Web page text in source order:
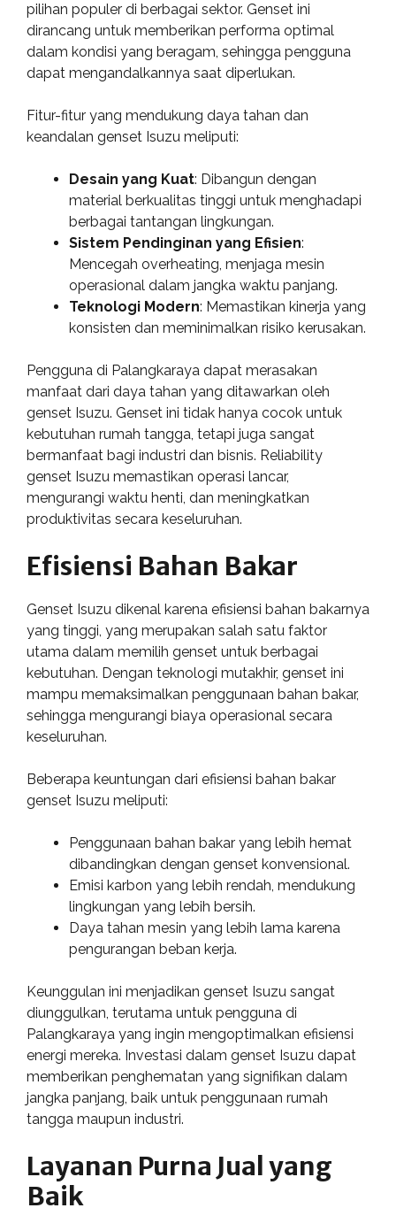
pilihan populer di berbagai sektor. Genset ini
dirancang untuk memberikan performa optimal
dalam kondisi yang beragam, sehingga pengguna
dapat mengandalkannya saat diperlukan.
Fitur-fitur yang mendukung daya tahan dan
keandalan genset Isuzu meliputi:
Desain yang Kuat: Dibangun dengan
material berkualitas tinggi untuk menghadapi
berbagai tantangan lingkungan.
Sistem Pendinginan yang Efisien:
Mencegah overheating, menjaga mesin
operasional dalam jangka waktu panjang.
Teknologi Modern: Memastikan kinerja yang
konsisten dan meminimalkan risiko kerusakan.
Pengguna di Palangkaraya dapat merasakan
manfaat dari daya tahan yang ditawarkan oleh
genset Isuzu. Genset ini tidak hanya cocok untuk
kebutuhan rumah tangga, tetapi juga sangat
bermanfaat bagi industri dan bisnis. Reliability
genset Isuzu memastikan operasi lancar,
mengurangi waktu henti, dan meningkatkan
produktivitas secara keseluruhan.
Efisiensi Bahan Bakar
Genset Isuzu dikenal karena efisiensi bahan bakarnya
yang tinggi, yang merupakan salah satu faktor
utama dalam memilih genset untuk berbagai
kebutuhan. Dengan teknologi mutakhir, genset ini
mampu memaksimalkan penggunaan bahan bakar,
sehingga mengurangi biaya operasional secara
keseluruhan.
Beberapa keuntungan dari efisiensi bahan bakar
genset Isuzu meliputi:
Penggunaan bahan bakar yang lebih hemat
dibandingkan dengan genset konvensional.
Emisi karbon yang lebih rendah, mendukung
lingkungan yang lebih bersih.
Daya tahan mesin yang lebih lama karena
pengurangan beban kerja.
Keunggulan ini menjadikan genset Isuzu sangat
diunggulkan, terutama untuk pengguna di
Palangkaraya yang ingin mengoptimalkan efisiensi
energi mereka. Investasi dalam genset Isuzu dapat
memberikan penghematan yang signifikan dalam
jangka panjang, baik untuk penggunaan rumah
tangga maupun industri.
Layanan Purna Jual yang
Baik